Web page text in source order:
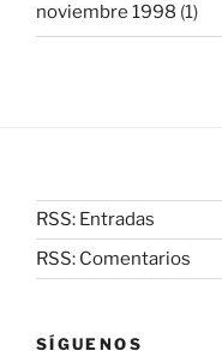
noviembre 1998 (1)
RSS: Entradas
RSS: Comentarios
SÍGUENOS